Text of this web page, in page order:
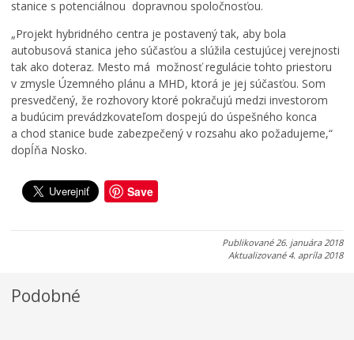
stanice s potenciálnou dopravnou spoločnosťou.
„Projekt hybridného centra je postavený tak, aby bola
autobusová stanica jeho súčasťou a slúžila cestujúcej verejnosti
tak ako doteraz. Mesto má možnosť regulácie tohto priestoru
v zmysle Územného plánu a MHD, ktorá je jej súčasťou. Som
presvedčený, že rozhovory ktoré pokračujú medzi investorom
a budúcim prevádzkovateľom dospejú do úspešného konca
a chod stanice bude zabezpečený v rozsahu ako požadujeme,“
dopĺňa Nosko.
Save
Publikované26. januára 2018
Aktualizované 4. apríla 2018
Podobné
.
8
.
2
0
2
6
0
.
0
.
6
a
l
u
2
0
2
6
0
.
0
.
6
n
a
j
e
s
e
ň
0
.
0
.
6